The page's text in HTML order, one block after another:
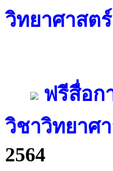
วิทยาศาสต
ฟรีสื่อก
วิชาวิทยาศ
2564